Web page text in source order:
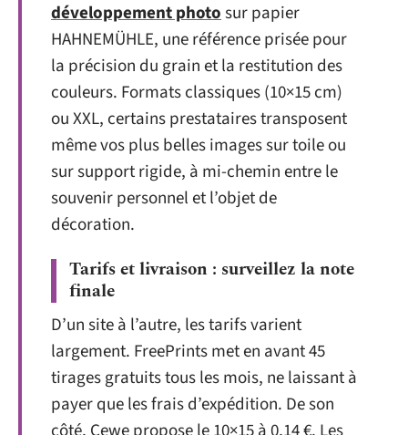
développement photosur papier
HAHNEMÜHLE, une référence prisée pour
la précision du grain et la restitution des
couleurs. Formats classiques (10×15 cm)
ou XXL, certains prestataires transposent
même vos plus belles images sur toile ou
sur support rigide, à mi-chemin entre le
souvenir personnel et l’objet de
décoration.
Tarifs et livraison : surveillez la note
finale
D’un site à l’autre, les tarifs varient
largement. FreePrints met en avant 45
tirages gratuits tous les mois, ne laissant à
payer que les frais d’expédition. De son